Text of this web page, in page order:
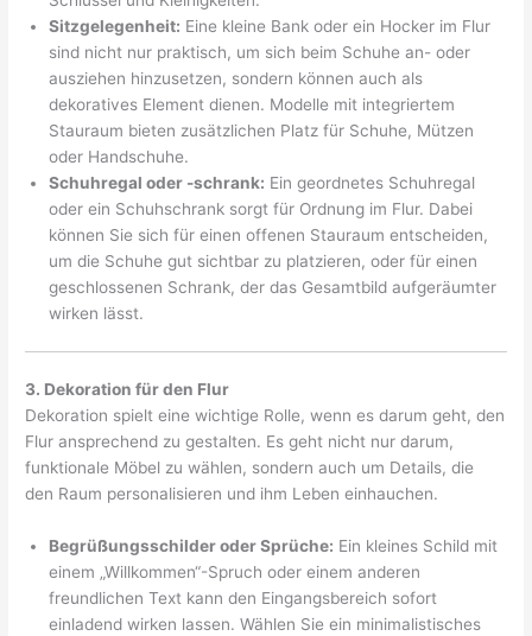
Sitzgelegenheit: Eine kleine Bank oder ein Hocker im Flur
sind nicht nur praktisch, um sich beim Schuhe an- oder
ausziehen hinzusetzen, sondern können auch als
dekoratives Element dienen. Modelle mit integriertem
Stauraum bieten zusätzlichen Platz für Schuhe, Mützen
oder Handschuhe.
Schuhregal oder -schrank: Ein geordnetes Schuhregal
oder ein Schuhschrank sorgt für Ordnung im Flur. Dabei
können Sie sich für einen offenen Stauraum entscheiden,
um die Schuhe gut sichtbar zu platzieren, oder für einen
geschlossenen Schrank, der das Gesamtbild aufgeräumter
wirken lässt.
3. Dekoration für den Flur
Dekoration spielt eine wichtige Rolle, wenn es darum geht, den
Flur ansprechend zu gestalten. Es geht nicht nur darum,
funktionale Möbel zu wählen, sondern auch um Details, die
den Raum personalisieren und ihm Leben einhauchen.
Begrüßungsschilder oder Sprüche: Ein kleines Schild mit
einem „Willkommen“-Spruch oder einem anderen
freundlichen Text kann den Eingangsbereich sofort
einladend wirken lassen. Wählen Sie ein minimalistisches